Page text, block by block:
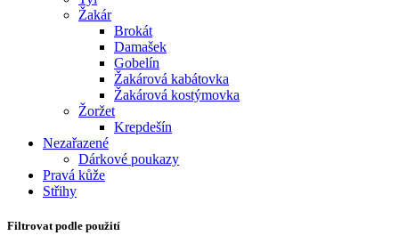
Žakár
Brokát
Damašek
Gobelín
Žakárová kabátovka
Žakárová kostýmovka
Žoržet
Krepdešín
Nezařazené
Dárkové poukazy
Pravá kůže
Střihy
Filtrovat podle použití